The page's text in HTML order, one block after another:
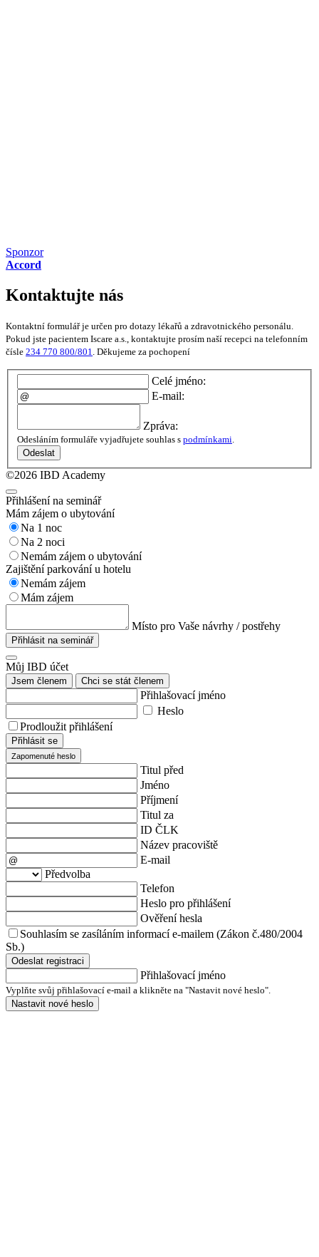
Sponzor
Accord
Kontaktujte nás
Kontaktní formulář je určen pro dotazy lékařů a zdravotnického personálu.
Pokud jste pacientem Iscare a.s., kontaktujte prosím naší recepci na telefonním
čísle 234 770 800/801 . Děkujeme za pochopení
Celé jméno:
E-mail:
Zpráva:
Odesláním formuláře vyjadřujete souhlas s podmínkami.
Odeslat
©2026 IBD Academy
Přihlášení na seminář
Mám zájem o ubytování
Na 1 noc
Na 2 noci
Nemám zájem o ubytování
Zajištění parkování u hotelu
Nemám zájem
Mám zájem
Místo pro Vaše návrhy / postřehy
Přihlásit na seminář
Můj IBD účet
Jsem členem Chci se stát členem
Přihlašovací jméno
Heslo
Prodloužit přihlášení
Přihlásit se
Zapomenuté heslo
Titul před
Jméno
Příjmení
Titul za
ID ČLK
Název pracoviště
E-mail
Předvolba
Telefon
Heslo pro přihlášení
Ověření hesla
Souhlasím se zasíláním informací e-mailem (Zákon č.480/2004
Sb.)
Odeslat registraci
Přihlašovací jméno
Vyplňte svůj přihlašovací e-mail a klikněte na "Nastavit nové heslo".
Nastavit nové heslo